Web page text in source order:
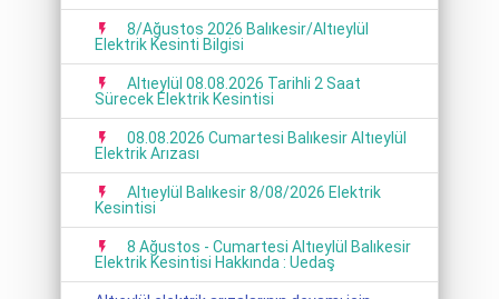
8/Ağustos 2026 Balıkesir/Altıeylül
Elektrik Kesinti Bilgisi
Altıeylül 08.08.2026 Tarihli 2 Saat
Sürecek Elektrik Kesintisi
08.08.2026 Cumartesi Balıkesir Altıeylül
Elektrik Arızası
Altıeylül Balıkesir 8/08/2026 Elektrik
Kesintisi
8 Ağustos - Cumartesi Altıeylül Balıkesir
Elektrik Kesintisi Hakkında : Uedaş